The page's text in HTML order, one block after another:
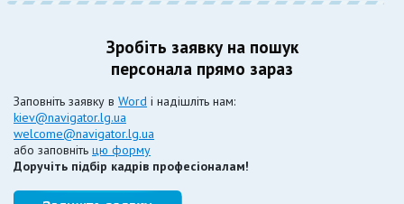
Зробіть заявку на пошук
персонала прямо зараз
Заповніть заявку в Word і надішліть нам:
kiev@navigator.lg.ua
welcome@navigator.lg.ua
або заповніть цю форму
Доручіть підбір кадрів професіоналам!